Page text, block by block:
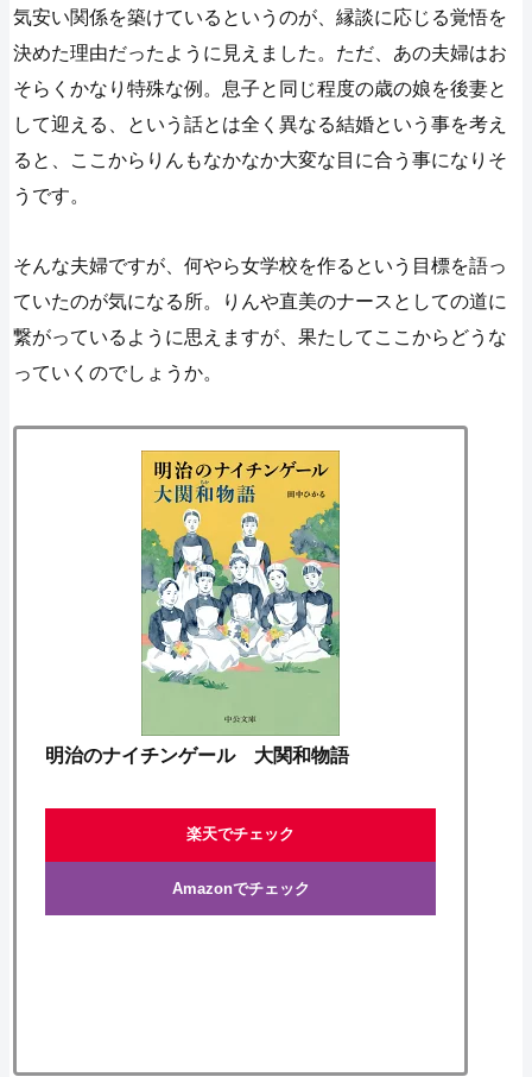
気安い関係を築けているというのが、縁談に応じる覚悟を
決めた理由だったように見えました。ただ、あの夫婦はお
そらくかなり特殊な例。息子と同じ程度の歳の娘を後妻と
して迎える、という話とは全く異なる結婚という事を考え
ると、ここからりんもなかなか大変な目に合う事になりそ
うです。
そんな夫婦ですが、何やら女学校を作るという目標を語っ
ていたのが気になる所。りんや直美のナースとしての道に
繋がっているように思えますが、果たしてここからどうな
っていくのでしょうか。
明治のナイチンゲール 大関和物語
楽天でチェック
Amazonでチェック